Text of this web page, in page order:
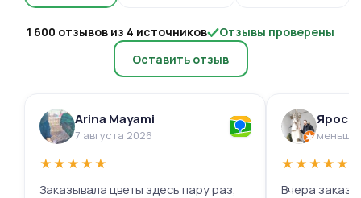
1 600 отзывов из 4 источников
Отзывы проверены
Оставить отзыв
Arina Mayami
7 августа 2026
★★★★★
Заказывала цветы здесь пару раз,
меньше
★★★★★
Вчера